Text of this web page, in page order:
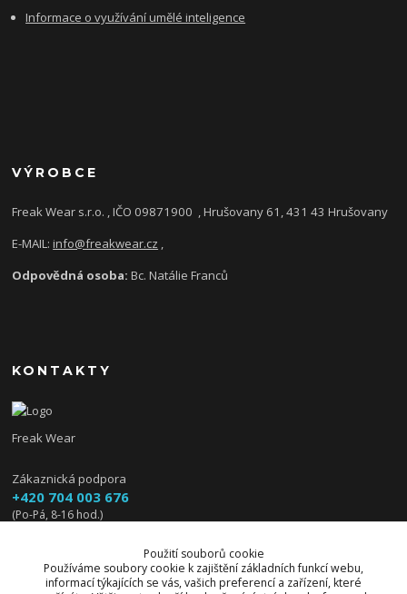
Informace o využívání umělé inteligence
VÝROBCE
Freak Wear s.r.o. , IČO 09871900 , Hrušovany 61, 431 43 Hrušovany
E-MAIL:info@freakwear.cz ,
Odpovědná osoba:Bc. Natálie Franců
KONTAKTY
Freak Wear
Zákaznická podpora
+420 704 003 676
(Po-Pá, 8-16 hod.)
info@freakwear.czPoužití souborů cookie
Používáme soubory cookie k zajištění základních funkcí webu,
informací týkajících se vás, vašich preferencí a zařízení, které